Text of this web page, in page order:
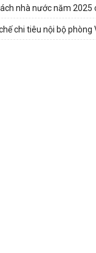
nhà nước năm
chi tiêu nội bộ phòng